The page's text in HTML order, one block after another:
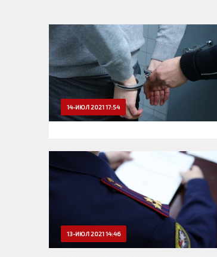
14-ИЮЛ 2021 17:54
13-ИЮЛ 2021 14:46